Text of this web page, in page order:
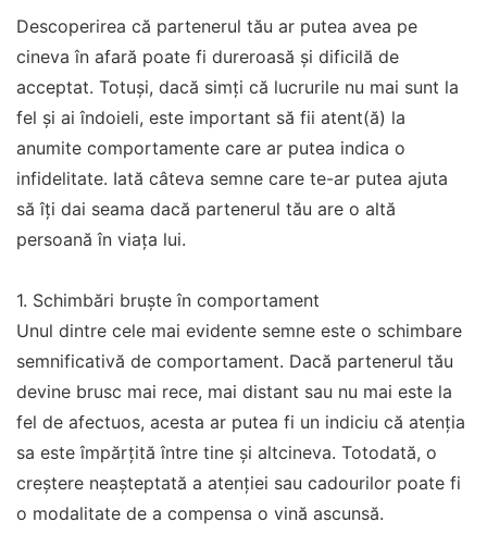
Descoperirea că partenerul tău ar putea avea pe
cineva în afară poate fi dureroasă și dificilă de
acceptat. Totuși, dacă simți că lucrurile nu mai sunt la
fel și ai îndoieli, este important să fii atent(ă) la
anumite comportamente care ar putea indica o
infidelitate. Iată câteva semne care te-ar putea ajuta
să îți dai seama dacă partenerul tău are o altă
persoană în viața lui.
1. Schimbări bruște în comportament
Unul dintre cele mai evidente semne este o schimbare
semnificativă de comportament. Dacă partenerul tău
devine brusc mai rece, mai distant sau nu mai este la
fel de afectuos, acesta ar putea fi un indiciu că atenția
sa este împărțită între tine și altcineva. Totodată, o
creștere neașteptată a atenției sau cadourilor poate fi
o modalitate de a compensa o vină ascunsă.